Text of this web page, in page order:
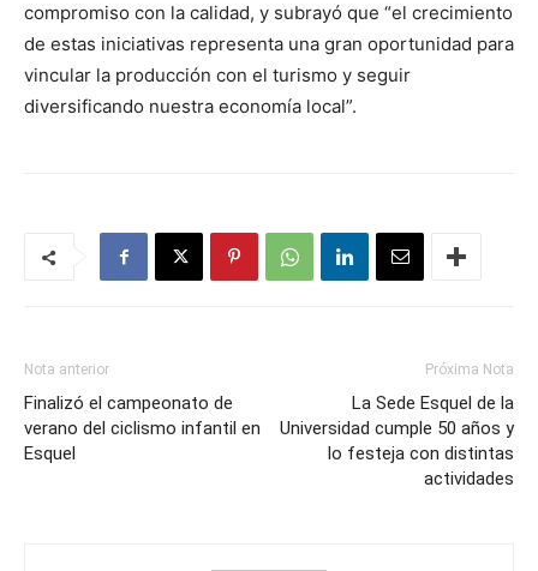
compromiso con la calidad, y subrayó que “el crecimiento
de estas iniciativas representa una gran oportunidad para
vincular la producción con el turismo y seguir
diversificando nuestra economía local”.
Nota anterior
Finalizó el campeonato de
verano del ciclismo infantil en
Esquel
Próxima Nota
La Sede Esquel de la
Universidad cumple 50 años y
lo festeja con distintas
actividades